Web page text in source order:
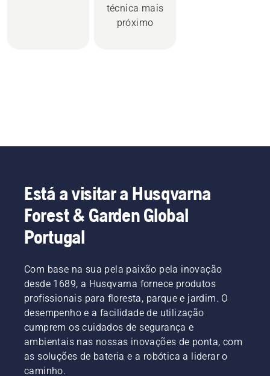
técnica mais
próximo
Está a visitar a Husqvarna
Forest & Garden Global
Portugal
Com base na sua pela paixão pela inovação
desde 1689, a Husqvarna fornece produtos
profissionais para floresta, parque e jardim. O
desempenho e a facilidade de utilização
cumprem os cuidados de segurança e
ambientais nas nossas inovações de ponta, com
as soluções de bateria e a robótica a liderar o
caminho.